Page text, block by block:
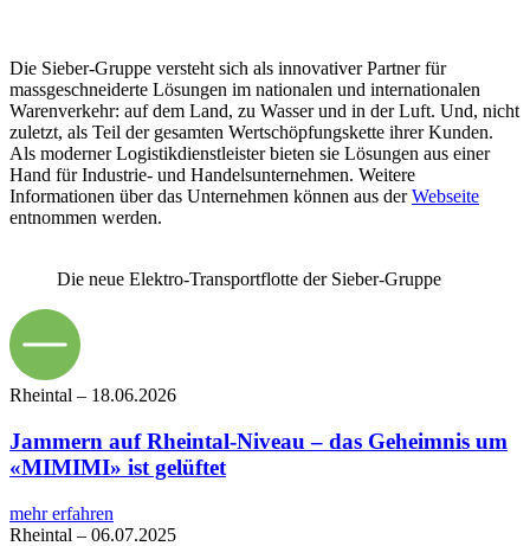
Die Sieber-Gruppe versteht sich als innovativer Partner für
massgeschneiderte Lösungen im nationalen und internationalen
Warenverkehr: auf dem Land, zu Wasser und in der Luft. Und, nicht
zuletzt, als Teil der gesamten Wertschöpfungskette ihrer Kunden.
Als moderner Logistikdienstleister bieten sie Lösungen aus einer
Hand für Industrie- und Handelsunternehmen. Weitere
Informationen über das Unternehmen können aus derWebseite
entnommen werden.
Die neue Elektro-Transportflotte der Sieber-Gruppe
Rheintal – 18.06.2026
Jammern auf Rheintal-Niveau – das Geheimnis um
«MIMIMI» ist gelüftet
mehr erfahren
Rheintal – 06.07.2025